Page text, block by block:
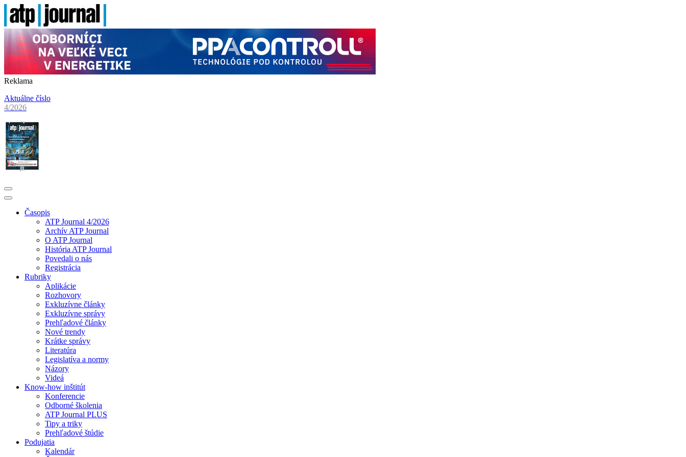
Reklama
Aktuálne číslo
4/2026
Časopis
ATP Journal 4/2026
Archív ATP Journal
O ATP Journal
História ATP Journal
Povedali o nás
Registrácia
Rubriky
Aplikácie
Rozhovory
Exkluzívne články
Exkluzívne správy
Prehľadové články
Nové trendy
Krátke správy
Literatúra
Legislatíva a normy
Názory
Videá
Know-how inštitút
Konferencie
Odborné školenia
ATP Journal PLUS
Tipy a triky
Prehľadové štúdie
Podujatia
Kalendár